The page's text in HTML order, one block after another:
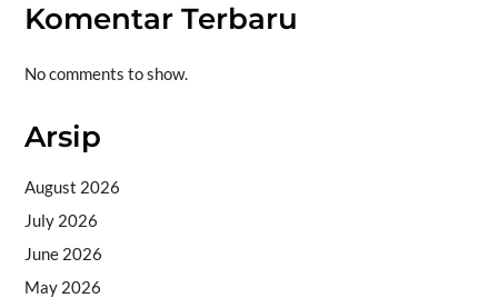
Komentar Terbaru
No comments to show.
Arsip
August 2026
July 2026
June 2026
May 2026